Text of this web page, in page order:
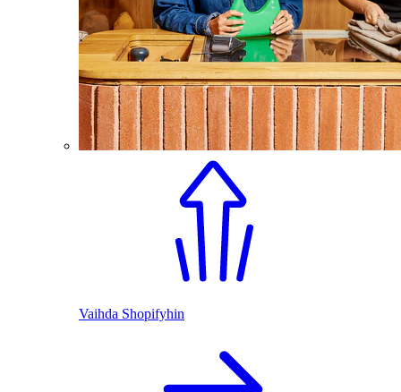
Vaihda Shopifyhin